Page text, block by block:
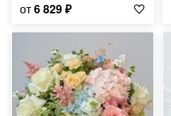
от6 829₽